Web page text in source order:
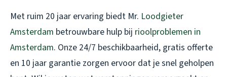
Met ruim 20 jaar ervaring biedt Mr. Loodgieter
Amsterdam betrouwbare hulp bij rioolproblemen in
Amsterdam. Onze 24/7 beschikbaarheid, gratis offerte
en 10 jaar garantie zorgen ervoor dat je snel geholpen